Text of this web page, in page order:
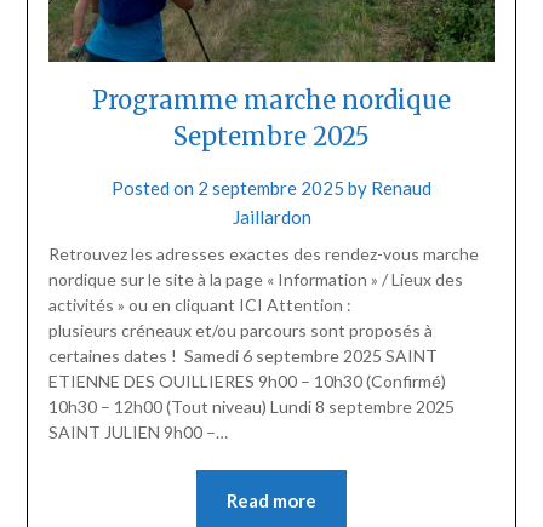
Programme marche nordique
Septembre 2025
Posted on 2 septembre 2025 by Renaud
Jaillardon
Retrouvez les adresses exactes des rendez-vous marche
nordique sur le site à la page « Information » / Lieux des
activités » ou en cliquant ICI Attention :
plusieurs créneaux et/ou parcours sont proposés à
certaines dates ! Samedi 6 septembre 2025 SAINT
ETIENNE DES OUILLIERES 9h00 – 10h30 (Confirmé)
10h30 – 12h00 (Tout niveau) Lundi 8 septembre 2025
SAINT JULIEN 9h00 –…
Read more